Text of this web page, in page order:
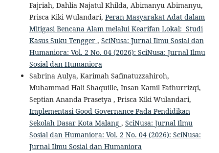
Fajriah, Dahlia Najatul Khilda, Abimanyu Abimanyu,
Prisca Kiki Wulandari, Peran Masyarakat Adat dalam
Mitigasi Bencana Alam melalui Kearifan Lokal: Studi
Kasus Suku Tengger , SciNusa: Jurnal Ilmu Sosial dan
Humaniora: Vol. 2 No. 04 (2026): SciNusa: Jurnal Ilmu
Sosial dan Humaniora
Sabrina Aulya, Karimah Safinatuzzahiroh,
Muhammad Hali Shaquille, Insan Kamil Fathurrizqi,
Septian Ananda Prasetya , Prisca Kiki Wulandari,
Implementasi Good Governance Pada Pendidikan
Sekolah Dasar Kota Malang , SciNusa: Jurnal Ilmu
Sosial dan Humaniora: Vol. 2 No. 04 (2026): SciNusa:
Jurnal Ilmu Sosial dan Humaniora